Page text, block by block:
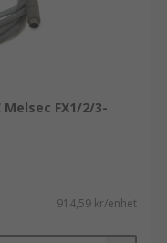
FX1/2/3-
914,59 kr/enhet